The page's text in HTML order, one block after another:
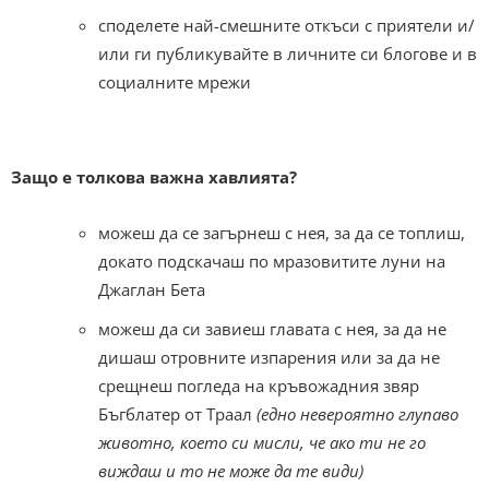
споделете най-смешните откъси с приятели и/
или ги публикувайте в личните си блогове и в
социалните мрежи
Защо е толкова важна хавлията?
можеш да се загърнеш с нея, за да се топлиш,
докато подскачаш по мразовитите луни на
Джаглан Бета
можеш да си завиеш главата с нея, за да не
дишаш отровните изпарения или за да не
срещнеш погледа на кръвожадния звяр
Бъгблатер от Траал (едно невероятно глупаво
животно, което си мисли, че ако ти не го
виждаш и то не може да те види)